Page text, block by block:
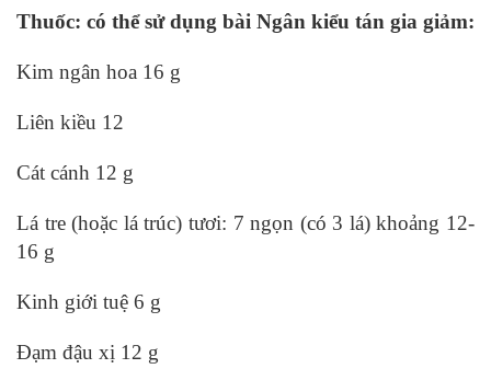
Thuốc: có thể sử dụng bài Ngân kiểu tán gia giảm:
Kim ngân hoa 16 g
Liên kiều 12
Cát cánh 12 g
Lá tre (hoặc lá trúc) tươi: 7 ngọn (có 3 lá) khoảng 12-
16 g
Kinh giới tuệ 6 g
Đạm đậu xị 12 g